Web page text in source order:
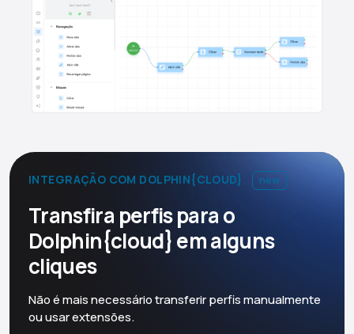
INTEGRAÇÃO COM DOLPHIN{CLOUD} new
Transfira perfis para o
Dolphin{cloud} em alguns
cliques
Não é mais necessário transferir perfis manualmente
ou usar extensões.